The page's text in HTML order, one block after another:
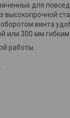
для
высокопрочной
винта
или 300 мм
работы.